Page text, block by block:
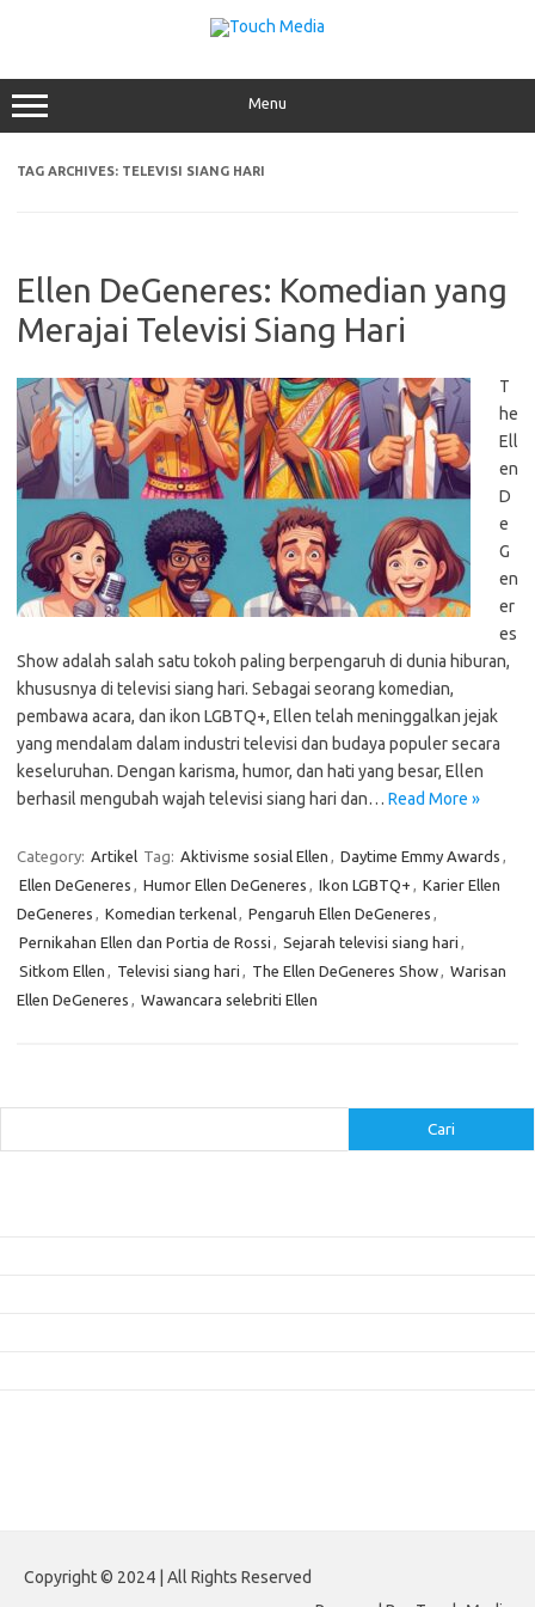
Menu
TAG ARCHIVES: TELEVISI SIANG HARI
Ellen DeGeneres: Komedian yang
Merajai Televisi Siang Hari
T
he
Ell
en
D
e
G
en
er
es
Show adalah salah satu tokoh paling berpengaruh di dunia hiburan,
khususnya di televisi siang hari. Sebagai seorang komedian,
pembawa acara, dan ikon LGBTQ+, Ellen telah meninggalkan jejak
yang mendalam dalam industri televisi dan budaya populer secara
keseluruhan. Dengan karisma, humor, dan hati yang besar, Ellen
berhasil mengubah wajah televisi siang hari dan… Read More »
Category: Artikel Tag: Aktivisme sosial Ellen , Daytime Emmy Awards ,
Ellen DeGeneres , Humor Ellen DeGeneres , Ikon LGBTQ+ , Karier Ellen
DeGeneres , Komedian terkenal, Pengaruh Ellen DeGeneres ,
Pernikahan Ellen dan Portia de Rossi , Sejarah televisi siang hari ,
Sitkom Ellen , Televisi siang hari , The Ellen DeGeneres Show, Warisan
Ellen DeGeneres , Wawancara selebriti Ellen
Cari
Copyright © 2024 | All Rights Reserved